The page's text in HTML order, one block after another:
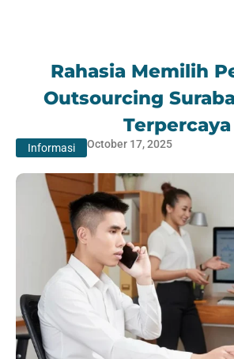
Informasi October 17, 2025
Rahasia Memilih
Outsourcing
Terpercaya